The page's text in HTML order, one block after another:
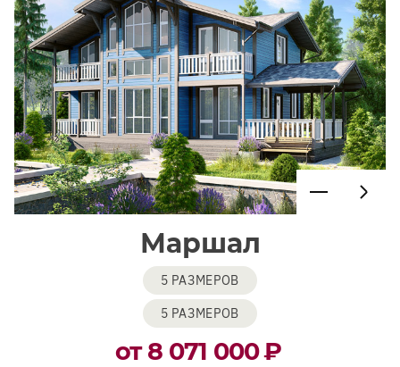
Маршал
5 РАЗМЕРОВ
5 РАЗМЕРОВ
от 8 071 000₽